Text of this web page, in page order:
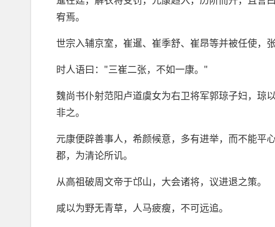
宥焉。
世宗入辅京室，崔暹、崔季舒、崔昂等并被任使，
时人语曰："三崔二张，不如一康。"
魏尚书仆射范阳卢道虞女为右卫将军郭琼子妇，琼
非之。
元康便辟善事人，希颜候意，多有进举，而不能平
郡，为清论所讥。
从高祖破周文帝于邙山，大会诸将，议进退之策。
咸以为野无青草，人马疲瘦，不可远追。